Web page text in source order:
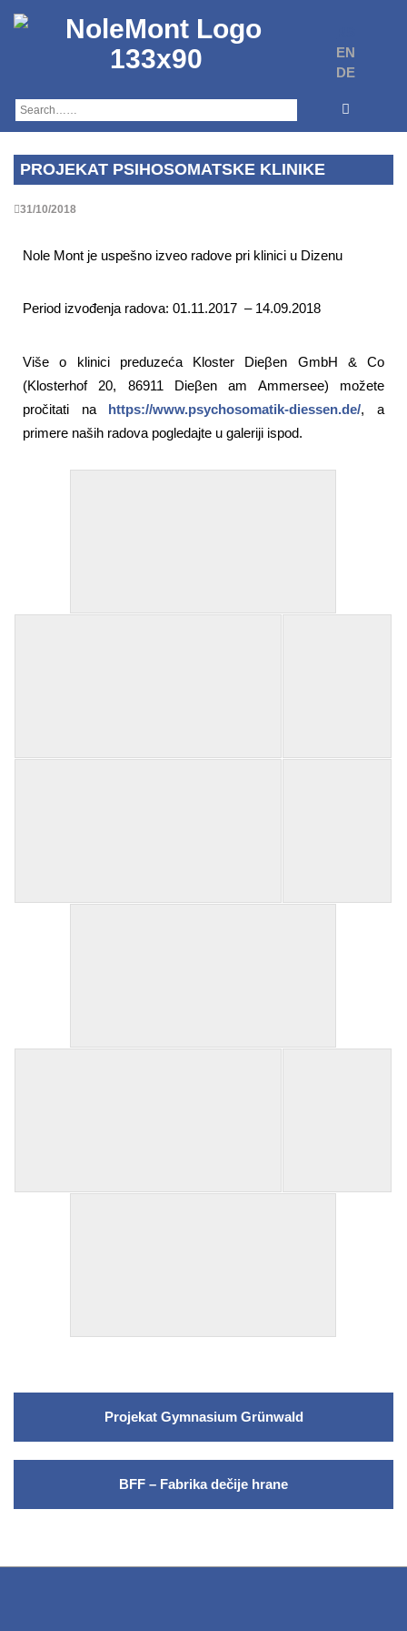
EN
DE
PROJEKAT PSIHOSOMATSKE KLINIKE
31/10/2018
Nole Mont je uspešno izveo radove pri klinici u Dizenu
Period izvođenja radova: 01.11.2017 – 14.09.2018
Više o klinici preduzeća Kloster Dieβen GmbH & Co
(Klosterhof 20, 86911 Dieβen am Ammersee) možete
pročitati na https://www.psychosomatik-diessen.de/, a
primere naših radova pogledajte u galeriji ispod.
Projekat Gymnasium Grünwald
BFF – Fabrika dečije hrane